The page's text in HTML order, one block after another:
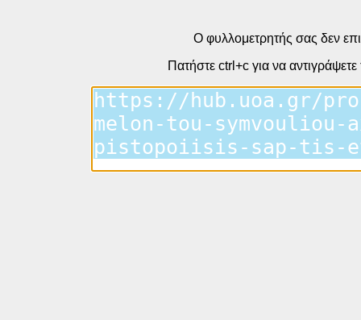
Ο φυλλομετρητής σας δεν
Πατήστε ctrl+c για να